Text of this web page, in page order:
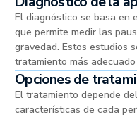
El diagnóstico se basa en
que permite medir las
gravedad. Estos estudios
tratamiento más
Opciones de
El tratamiento depende
características de cada